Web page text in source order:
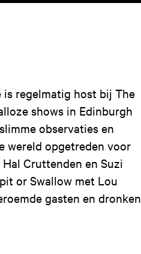
is regelmatig host bij The
shows in Edinburgh
observaties en
wereld opgetreden voor
Hal Cruttenden en Suzi
or Swallow met Lou
gasten en dronken